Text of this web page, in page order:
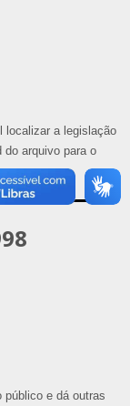
localizar a legislação
do arquivo para o
público e dá outras